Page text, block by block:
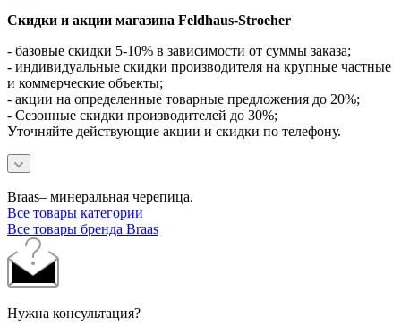
Скидки и акции магазина Feldhaus-Stroeher
- базовые скидки 5-10% в зависимости от суммы заказа;
- индивидуальные скидки производителя на крупные частные
и коммерческие объекты;
- акции на определенные товарные предложения до 20%;
- Сезонные скидки производителей до 30%;
Уточняйте действующие акции и скидки по телефону.
Braas– минеральная черепица.
Все товары категории
Все товары бренда Braas
Нужна консультация?